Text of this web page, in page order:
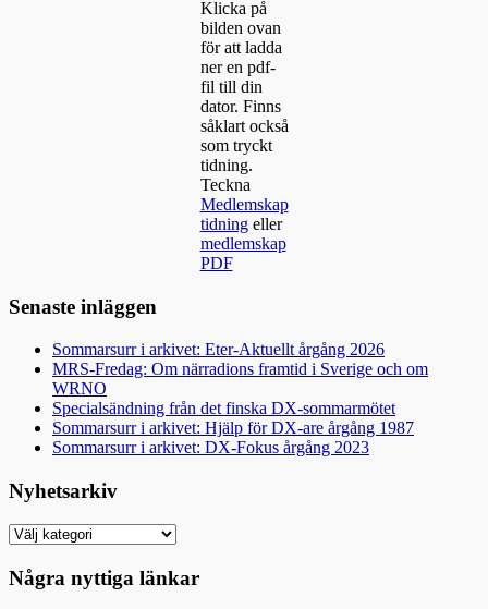
Klicka på
bilden ovan
för att ladda
ner en pdf-
fil till din
dator. Finns
såklart också
som tryckt
tidning.
Teckna
Medlemskap
tidningeller
medlemskap
PDF
Senaste inläggen
Sommarsurr i arkivet: Eter-Aktuellt årgång 2026
MRS-Fredag: Om närradions framtid i Sverige och om
WRNO
Specialsändning från det finska DX-sommarmötet
Sommarsurr i arkivet: Hjälp för DX-are årgång 1987
Sommarsurr i arkivet: DX-Fokus årgång 2023
Nyhetsarkiv
Nyhetsarkiv
Några nyttiga länkar